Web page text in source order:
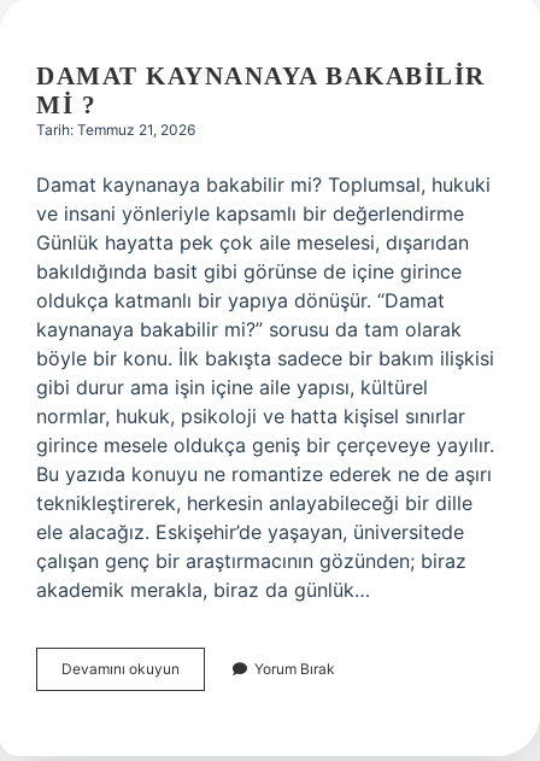
DAMAT KAYNANAYA BAKABILIR
MI ?
Tarih: Temmuz 21, 2026
Damat kaynanaya bakabilir mi? Toplumsal, hukuki
ve insani yönleriyle kapsamlı bir değerlendirme
Günlük hayatta pek çok aile meselesi, dışarıdan
bakıldığında basit gibi görünse de içine girince
oldukça katmanlı bir yapıya dönüşür. “Damat
kaynanaya bakabilir mi?” sorusu da tam olarak
böyle bir konu. İlk bakışta sadece bir bakım ilişkisi
gibi durur ama işin içine aile yapısı, kültürel
normlar, hukuk, psikoloji ve hatta kişisel sınırlar
girince mesele oldukça geniş bir çerçeveye yayılır.
Bu yazıda konuyu ne romantize ederek ne de aşırı
teknikleştirerek, herkesin anlayabileceği bir dille
ele alacağız. Eskişehir’de yaşayan, üniversitede
çalışan genç bir araştırmacının gözünden; biraz
akademik merakla, biraz da günlük…
Devamını okuyun
kaynanaya
?
Yorum Bırak